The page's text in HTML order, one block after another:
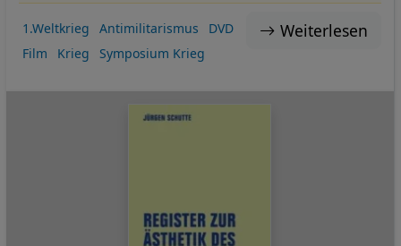
Weiterlesen
1.Weltkrieg Antimilitarismus
DVD
Film
Krieg Symposium Krieg